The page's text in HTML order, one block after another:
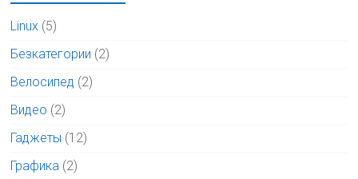
Linux (5)
Безкатегории (2)
Велосипед (2)
Видео (2)
Гаджеты (12)
Графика (2)